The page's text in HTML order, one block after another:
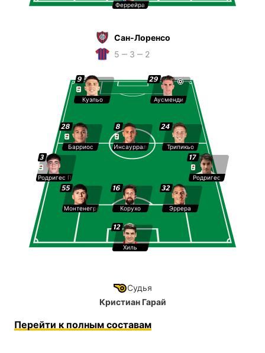
Феррейра
Сан-Лоренсо
5 ‒ 3 ‒ 2
24
Трипикьо
9
Куэльо
12
Хиль
28
Барриос
8
Инсаурральде
16
Корухо
29
Аусменди
32
Эррера
17
Родригес
3
Родригес Пагано
55
Монтенегро
Судья
Кристиан Гарай
Перейти к полным составам